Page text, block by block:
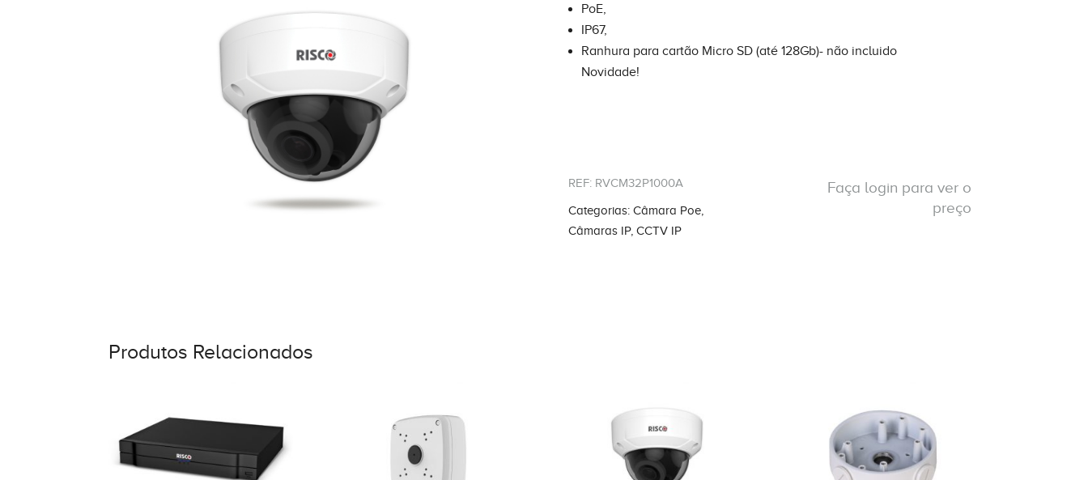
PoE,
IP67,
Ranhura para cartão Micro SD (até 128Gb)- não incluido
Novidade!
REF: RVCM32P1000A
Categorias: Câmara Poe,
Câmaras IP, CCTV IP
Faça login para ver o
preço
Produtos Relacionados